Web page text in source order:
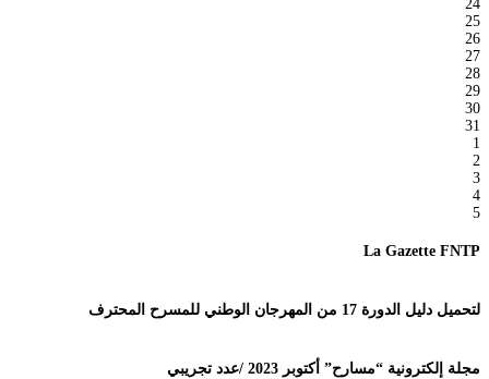
24
25
26
27
28
29
30
31
1
2
3
4
5
La Gazette FNTP
لتحميل دليل الدورة 17 من المهرجان الوطني للمسرح المحترف
مجلة إلكترونية “مسارح” أكتوبر 2023 /عدد تجريبي